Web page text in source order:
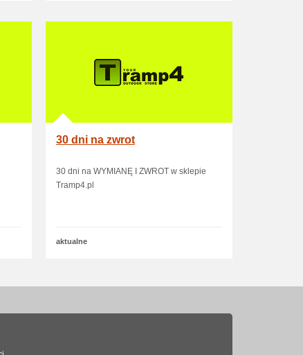
30 dni na zwrot
30 dni na WYMIANĘ I ZWROT w sklepie
Tramp4.pl
aktualne